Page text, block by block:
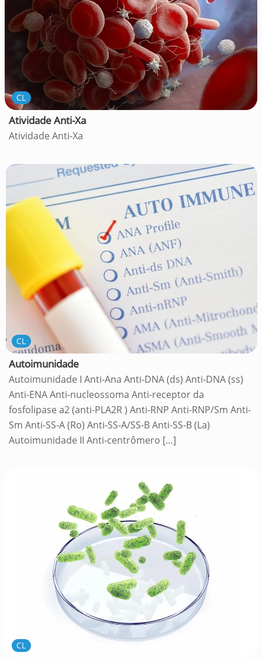
CL
Atividade Anti-Xa
Atividade Anti-Xa
CL
Autoimunidade
Autoimunidade I Anti-Ana Anti-DNA (ds) Anti-DNA (ss)
Anti-ENA Anti-nucleossoma Anti-receptor da
fosfolipase a2 (anti-PLA2R ) Anti-RNP Anti-RNP/Sm Anti-
Sm Anti-SS-A (Ro) Anti-SS-A/SS-B Anti-SS-B (La)
Autoimunidade II Anti-centrômero […]
CL